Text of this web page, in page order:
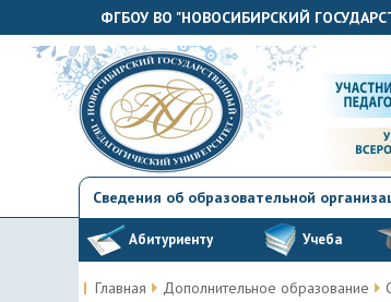
ФГБОУ ВО "НОВОСИБИРСКИЙ
Сведения об образовательной
Абитуриенту Учеба
Главная Дополнительное образование